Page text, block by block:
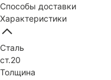
Способы доставки
Характеристики
Сталь
ст.20
Толщина